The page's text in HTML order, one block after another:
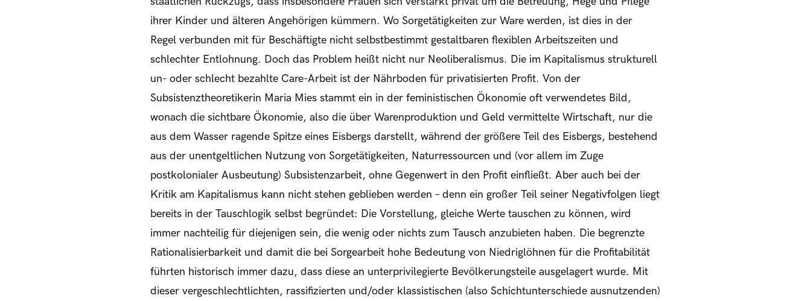
ihrer Kinder und älteren Angehörigen kümmern. Wo Sorgetätigkeiten zur Ware werden, ist dies in der
Regel verbunden mit für Beschäftigte nicht selbstbestimmt gestaltbaren flexiblen Arbeitszeiten und
schlechter Entlohnung. Doch das Problem heißt nicht nur Neoliberalismus. Die im Kapitalismus strukturell
un- oder schlecht bezahlte Care-Arbeit ist der Nährboden für privatisierten Profit. Von der
Subsistenztheoretikerin Maria Mies stammt ein in der feministischen Ökonomie oft verwendetes Bild,
wonach die sichtbare Ökonomie, also die über Warenproduktion und Geld vermittelte Wirtschaft, nur die
aus dem Wasser ragende Spitze eines Eisbergs darstellt, während der größere Teil des Eisbergs, bestehend
aus der unentgeltlichen Nutzung von Sorgetätigkeiten, Naturressourcen und (vor allem im Zuge
postkolonialer Ausbeutung) Subsistenzarbeit, ohne Gegenwert in den Profit einfließt. Aber auch bei der
Kritik am Kapitalismus kann nicht stehen geblieben werden – denn ein großer Teil seiner Negativfolgen liegt
bereits in der Tauschlogik selbst begründet: Die Vorstellung, gleiche Werte tauschen zu können, wird
immer nachteilig für diejenigen sein, die wenig oder nichts zum Tausch anzubieten haben. Die begrenzte
Rationalisierbarkeit und damit die bei Sorgearbeit hohe Bedeutung von Niedriglöhnen für die Profitabilität
führten historisch immer dazu, dass diese an unterprivilegierte Bevölkerungsteile ausgelagert wurde. Mit
dieser vergeschlechtlichten, rassifizierten und/oder klassistischen (also Schichtunterschiede ausnutzenden)